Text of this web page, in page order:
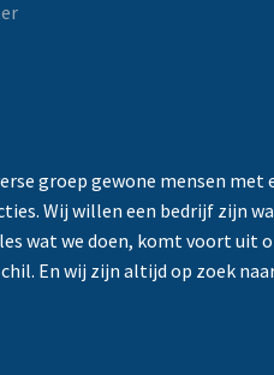
groep gewone mensen met
Wij willen een bedrijf zijn
wat we doen, komt voort uit
En wij zijn altijd op zoek